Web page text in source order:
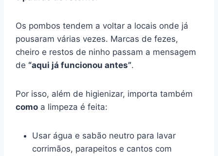
Os pombos tendem a voltar a locais onde já
pousaram várias vezes. Marcas de fezes,
cheiro e restos de ninho passam a mensagem
de “aqui já funcionou antes”.
Por isso, além de higienizar, importa também
como a limpeza é feita:
Usar água e sabão neutro para lavar
corrimãos, parapeitos e cantos com